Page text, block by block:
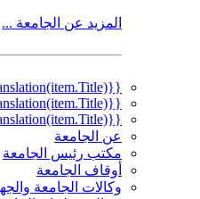
المزيد عن الجامعة ...
{{mmc.getCurrentTranslation(item.Title)}}
{{mmc.getCurrentTranslation(item.Title)}}
{{mmc.getCurrentTranslation(item.Title)}}
عن الجامعة
مكتب رئيس الجامعة
أوقاف الجامعة
وكالات الجامعة